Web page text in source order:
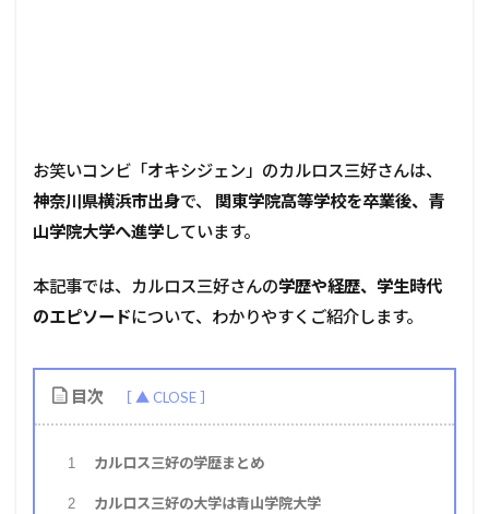
お笑いコンビ「オキシジェン」のカルロス三好さんは、
神奈川県横浜市出身で、 関東学院高等学校を卒業後、青
山学院大学へ進学しています。
本記事では、カルロス三好さんの学歴や経歴、学生時代
のエピソードについて、わかりやすくご紹介します。
目次
1 カルロス三好の学歴まとめ
2 カルロス三好の大学は青山学院大学